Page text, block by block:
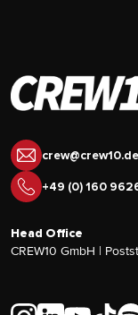
crew@crew10.de
+49 (0) 160
Head Office
CREW10 GmbH |